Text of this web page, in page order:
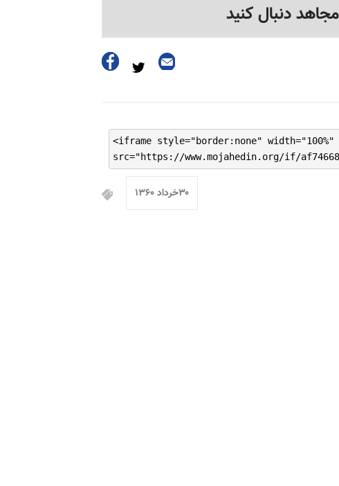
دنبال کنید
<iframe style="border:none"
src="https://www.mojahedin.org/if/
۳۰خرداد ۱۳۶۰